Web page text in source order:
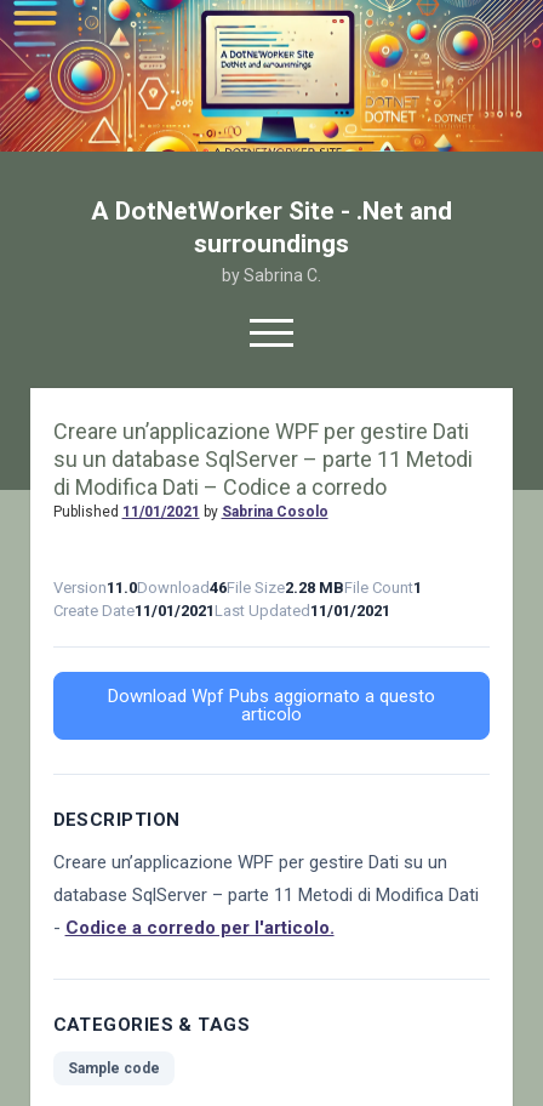
A DotNetWorker Site - .Net and
surroundings
by Sabrina C.
open
menu
twitterfacebook
email-form
Home
Chi sono
Creare un’applicazione WPF per gestire Dati
su un database SqlServer – parte 11 Metodi
di Modifica Dati – Codice a corredo
Published 11/01/2021 by Sabrina Cosolo
Version11.0Download46File Size2.28 MBFile Count1
Create Date11/01/2021 Last Updated 11/01/2021
Download Wpf Pubs aggiornato a questo
articolo
DESCRIPTION
Creare un’applicazione WPF per gestire Dati su un
database SqlServer – parte 11 Metodi di Modifica Dati
- Codice a corredo per l'articolo.
CATEGORIES & TAGS
Sample code